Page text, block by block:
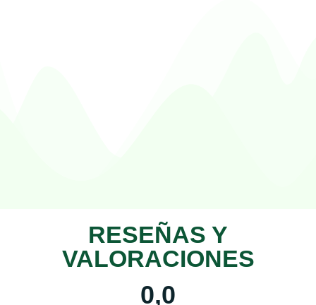
RESEÑAS Y
VALORACIONES
0,0